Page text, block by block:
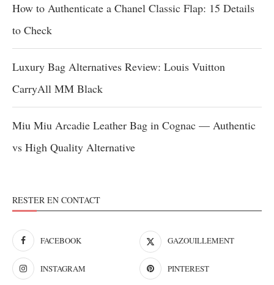
How to Authenticate a Chanel Classic Flap: 15 Details
to Check
Luxury Bag Alternatives Review: Louis Vuitton
CarryAll MM Black
Miu Miu Arcadie Leather Bag in Cognac — Authentic
vs High Quality Alternative
RESTER EN CONTACT
FACEBOOK GAZOUILLEMENT
INSTAGRAM PINTEREST